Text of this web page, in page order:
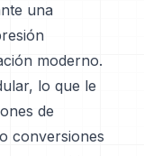
una
moderno.
lo que le
de
conversiones